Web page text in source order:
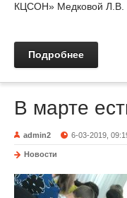
КЦСОН» Медковой Л.В.
Подробнее
В марте
admin2 6-03-2019,
Новости